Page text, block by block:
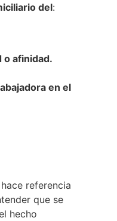
del:
o afinidad.
en el
referencia
que se
hecho